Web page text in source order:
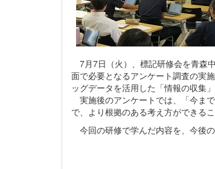
7月7日（火）、標記研修会を青森
面で必要となるアンケート調査の実
ッグデータを活用した「情報の収集
実施後のアンケートでは、「今ま
で、より根拠のある考え方ができる
今回の研修で学んだ内容を、今後